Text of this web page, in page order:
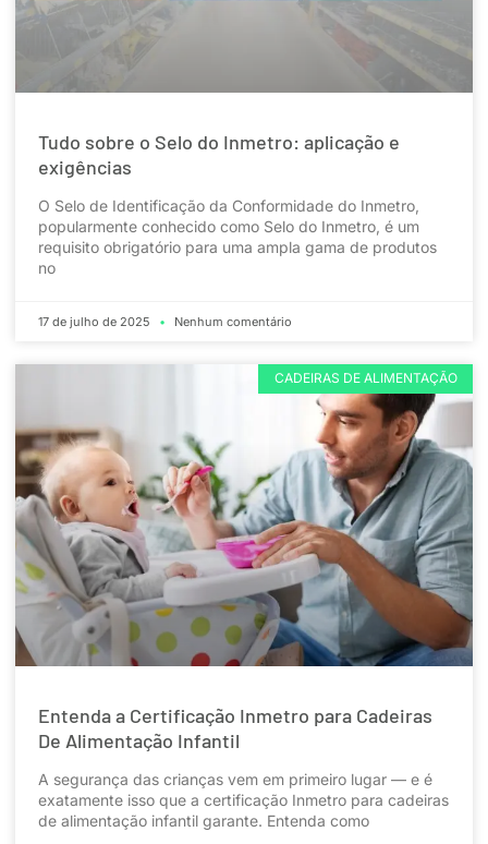
Tudo sobre o Selo do Inmetro: aplicação e
exigências
O Selo de Identificação da Conformidade do Inmetro,
popularmente conhecido como Selo do Inmetro, é um
requisito obrigatório para uma ampla gama de produtos
no
17 de julho de 2025 Nenhum comentário
CADEIRAS DE ALIMENTAÇÃO
Entenda a Certificação Inmetro para Cadeiras
De Alimentação Infantil
A segurança das crianças vem em primeiro lugar — e é
exatamente isso que a certificação Inmetro para cadeiras
de alimentação infantil garante. Entenda como